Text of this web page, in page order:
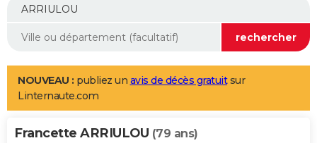
Mobiles
Meilleur smartphone
Internet
Ordinateurs
Jeux vidéo
Guide high-tech
Aménagement intérieur
LIFESTYLE
Art de vivre
Bien-être
Loisirs
Mode
Modes de vie
Alimentation
Guide de la santé
Maladies
Médicaments
Sommeil
VOYAGE
NOUVEAU : publiez un avis de décès gratuitsur
Linternaute.com
Francette ARRIULOU (79 ans)